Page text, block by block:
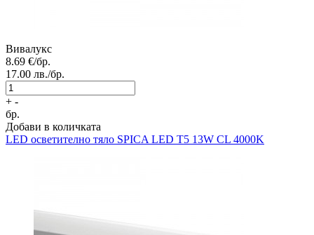
Вивалукс
8.69 €/бр.
17.00 лв./бр.
+ -
бр.
Добави в количката
LED осветително тяло SPICA LED T5 13W CL 4000K